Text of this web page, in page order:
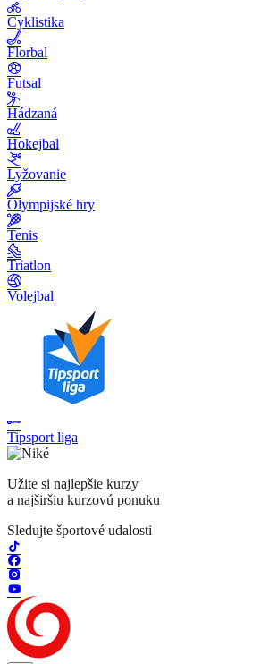
Cyklistika
Florbal
Futsal
Hádzaná
Hokejbal
Lyžovanie
Olympijské hry
Tenis
Triatlon
Volejbal
Tipsport liga
Užite si najlepšie kurzy
a najširšiu kurzovú ponuku
Sledujte športové udalosti